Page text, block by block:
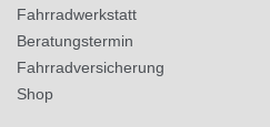
Fahrradwerkstatt
Beratungstermin
Fahrradversicherung
Shop